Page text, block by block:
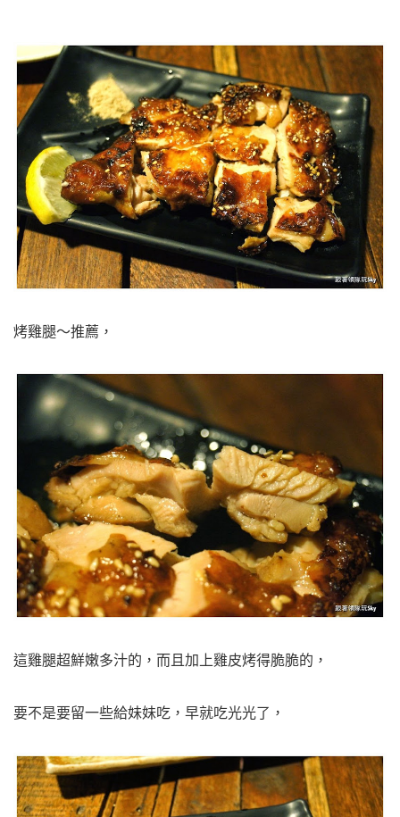
烤雞腿～推薦，
這雞腿超鮮嫩多汁的， 而且加上雞皮烤得脆脆的，
要不是要留一些給妹妹吃，早就吃光光了，